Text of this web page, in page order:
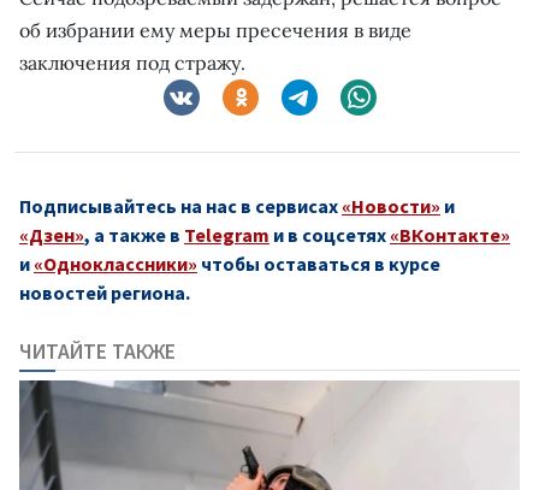
об избрании ему меры пресечения в виде
заключения под стражу.
Подписывайтесь на нас в сервисах «Новости» и
«Дзен», а также в Telegram и в соцсетях «ВКонтакте»
и «Одноклассники» чтобы оставаться в курсе
новостей региона.
ЧИТАЙТЕ ТАКЖЕ